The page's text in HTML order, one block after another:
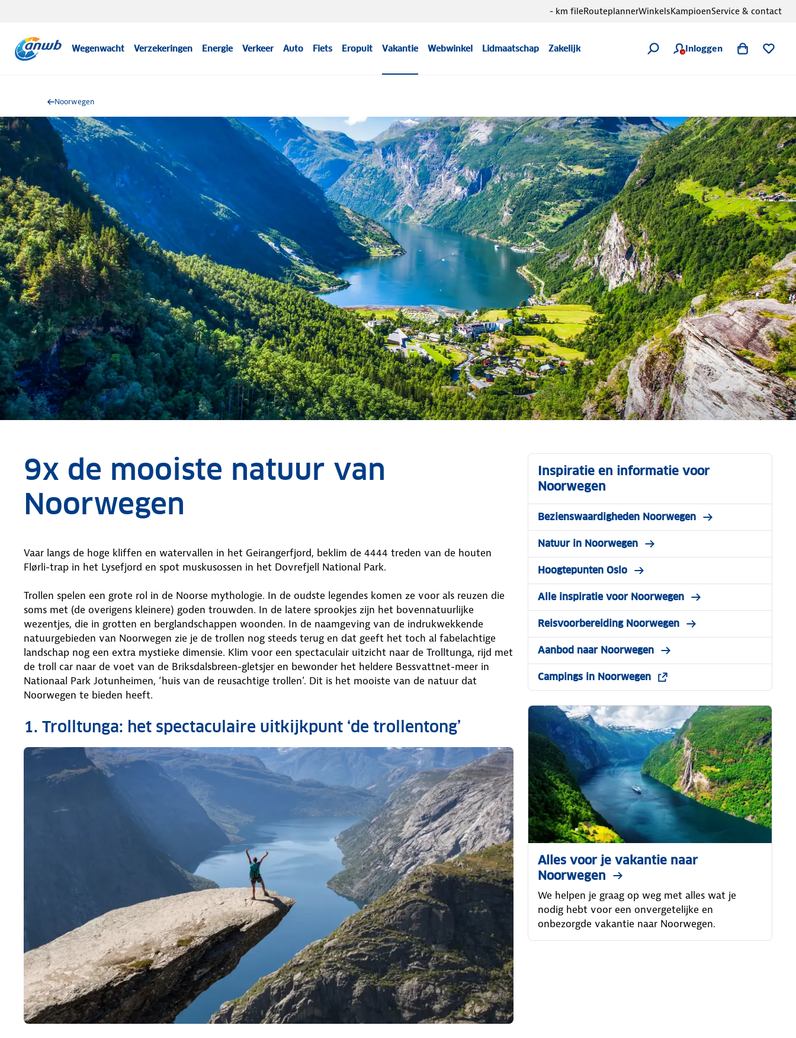
Wegenwacht Verzekeringen Energie Verkeer Auto Fiets Eropuit Vakantie Webwinkel Lidmaatschap Zakelijk Inloggen
- km fileRouteplannerWinkelsKampioenService & contact
Noorwegen
9x de mooiste natuur van
Noorwegen
Vaar langs de hoge kliffen en watervallen in het Geirangerfjord, beklim de 4444 treden van de houten
Flørli-trap in het Lysefjord en spot muskusossen in het Dovrefjell National Park.
Trollen spelen een grote rol in de Noorse mythologie. In de oudste legendes komen ze voor als reuzen die
soms met (de overigens kleinere) goden trouwden. In de latere sprookjes zijn het bovennatuurlijke
wezentjes, die in grotten en berglandschappen woonden. In de naamgeving van de indrukwekkende
natuurgebieden van Noorwegen zie je de trollen nog steeds terug en dat geeft het toch al fabelachtige
landschap nog een extra mystieke dimensie. Klim voor een spectaculair uitzicht naar de Trolltunga, rijd met
de troll car naar de voet van de Briksdalsbreen-gletsjer en bewonder het heldere Bessvattnet-meer in
Nationaal Park Jotunheimen, ‘huis van de reusachtige trollen’. Dit is het mooiste van de natuur dat
Noorwegen te bieden heeft.
1. Trolltunga: het spectaculaire uitkijkpunt ‘de trollentong’
Inspiratie en informatie voor
Noorwegen
Bezienswaardigheden Noorwegen
Natuur in Noorwegen
Hoogtepunten Oslo
Alle inspiratie voor Noorwegen
Reisvoorbereiding Noorwegen
Aanbod naar Noorwegen
Campings in Noorwegen
Alles voor je vakantie naar
Noorwegen
We helpen je graag op weg met alles wat je
nodig hebt voor een onvergetelijke en
onbezorgde vakantie naar Noorwegen.